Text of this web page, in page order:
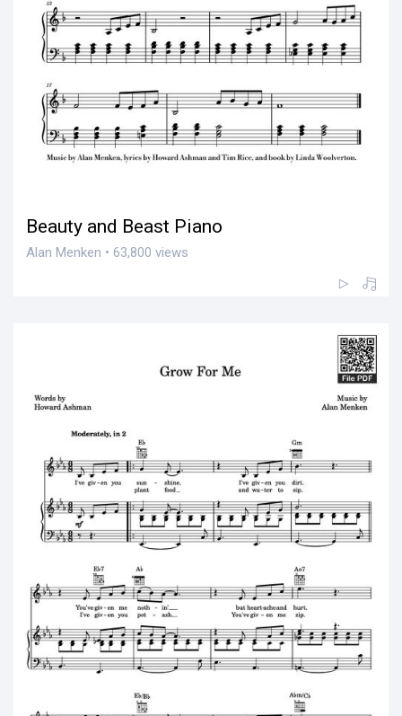
Beauty and Beast Piano
Alan Menken • 63,800 views